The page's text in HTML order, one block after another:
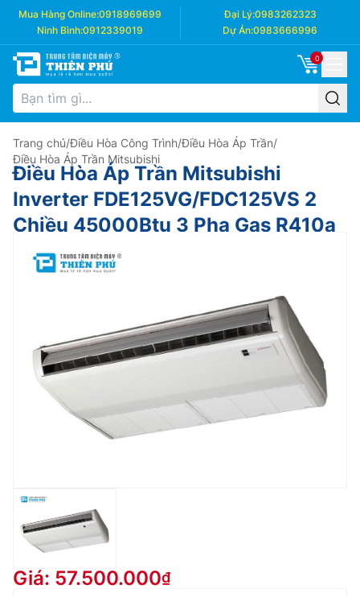
Mua Hàng Online:0918969699 Đại Lý:0983262323
Ninh Bình:0912339019 Dự Án:0983666996
0
Trang chủ/Điều Hòa Công Trình/Điều Hòa Áp Trần/
Điều Hòa Áp Trần Mitsubishi
Điều Hòa Áp Trần Mitsubishi
Inverter FDE125VG/FDC125VS 2
Chiều 45000Btu 3 Pha Gas R410a
Giá: 57.500.000